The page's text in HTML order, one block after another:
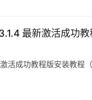
最新激活成功教
活成功教程版安装教程